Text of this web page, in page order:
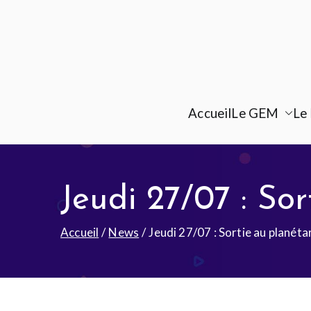
AccueilLe GEM Le
Jeudi 27/07 :
Accueil News Jeudi 27/07 : Sortie au